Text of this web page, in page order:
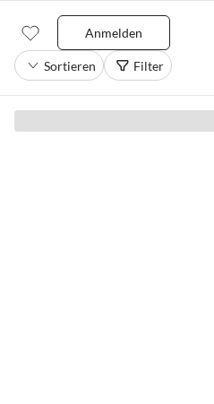
Anmelden
Sortieren Filter